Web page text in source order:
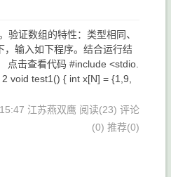
验证数组的特性：类型相同、
，输入如下程序。结合运行结
点击查看代码 #include <stdio.
void test1() { int x[N] = {1,9,
江苏燕双鹰 阅读(23) 评论
(0) 推荐(0)